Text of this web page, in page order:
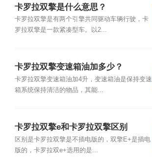
卡罗拉双擎是什么意思？
卡罗拉双擎是有两个引擎共同驱动车辆行驶，卡
罗拉双擎是一款紧凑型车。以2...
卡罗拉双擎变速箱油加多少？
卡罗拉双擎变速箱油加4升，变速箱油是保持变速
箱系统保持清洁的物品，其能...
卡罗拉双擎e和卡罗拉双擎区别
区别是卡罗拉双擎是不插电版的，双擎E+是插电
版的，卡罗拉双e+选用的是...